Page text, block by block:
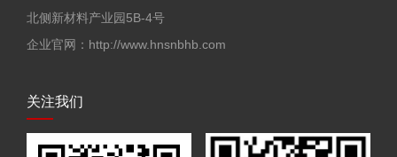
北侧新材料产业园5B-4号
企业官网：http://www.hnsnbhb.com
关注我们